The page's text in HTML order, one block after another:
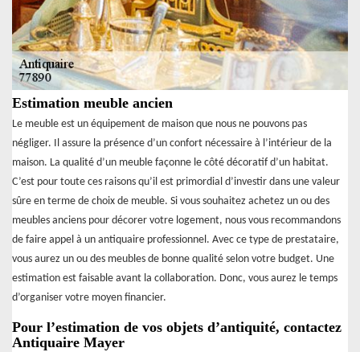
Estimation meuble ancien
Le meuble est un équipement de maison que nous ne pouvons pas
négliger. Il assure la présence d’un confort nécessaire à l’intérieur de la
maison. La qualité d’un meuble façonne le côté décoratif d’un habitat.
C’est pour toute ces raisons qu’il est primordial d’investir dans une valeur
sûre en terme de choix de meuble. Si vous souhaitez achetez un ou des
meubles anciens pour décorer votre logement, nous vous recommandons
de faire appel à un antiquaire professionnel. Avec ce type de prestataire,
vous aurez un ou des meubles de bonne qualité selon votre budget. Une
estimation est faisable avant la collaboration. Donc, vous aurez le temps
d’organiser votre moyen financier.
Pour l’estimation de vos objets d’antiquité, contactez
Antiquaire Mayer